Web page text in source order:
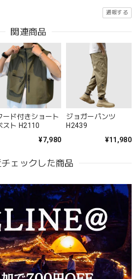
通報する
関連商品
ード付きショート
スト H2110
¥7,980
ジョガーパンツ
H2439
¥11,980
ェックした商品